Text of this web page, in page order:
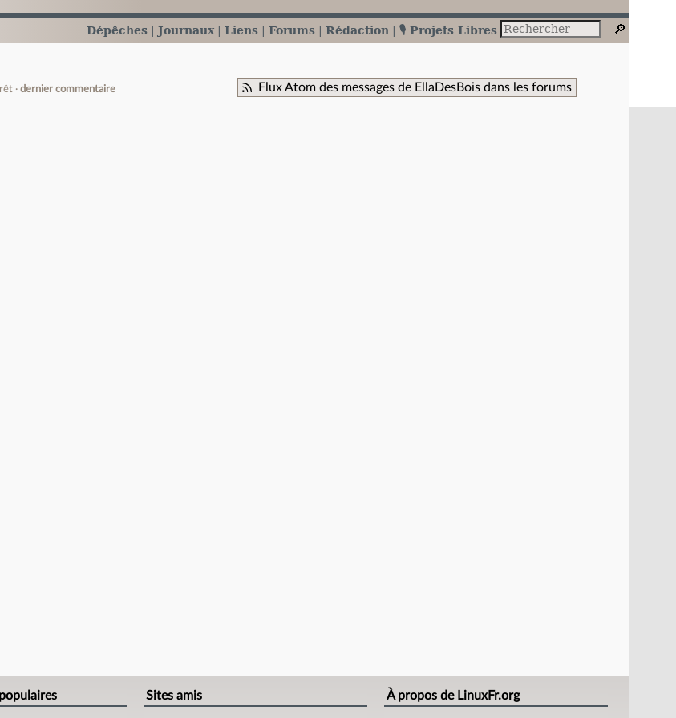
Dépêches Journaux Liens Forums Rédaction 🎙️ Projets Libres
Flux Atom des messages de EllaDesBois dans les forums
dernier commentaire
Sites amis À propos de LinuxFr.org